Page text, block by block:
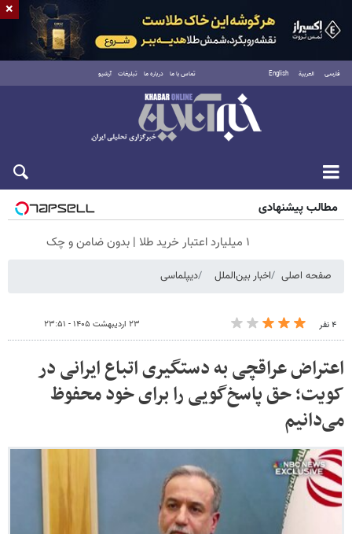
فارسی العربية English تماس با ما درباره ما تبلیغات آرشیو
شنبه ۱۷ مرداد ۱۴۰۵
مطالب پیشنهادی
۱ میلیارد اعتبار خرید طلا | بدون ضامن و چک
صفحه اصلی اخبار بین‌الملل دیپلماسی
۴ نفر ۲۳ اردیبهشت ۱۴۰۵ - ۲۳:۵۱
اعتراض عراقچی به دستگیری اتباع ایرانی در
کویت؛ حق پاسخ‌گویی را برای خود محفوظ
می‌دانیم
×